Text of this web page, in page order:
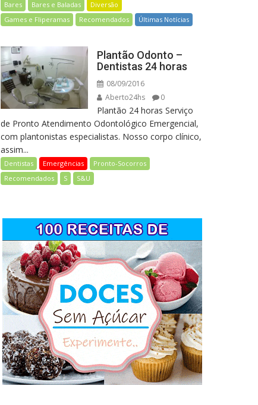
Bares Bares e Baladas
Diversão
Games e Fliperamas
Recomendados Últimas Notícias
Plantão Odonto –
Dentistas 24 horas
08/09/2016
Aberto24hs
0
Plantão 24 horas Serviço
de Pronto Atendimento Odontológico Emergencial,
com plantonistas especialistas. Nosso corpo clínico,
assim...
Dentistas Emergências
Pronto-Socorros
Recomendados
S S&U